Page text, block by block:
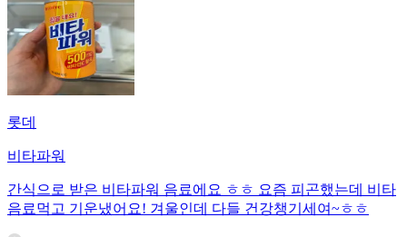
롯데
비타파워
간식으로 받은 비타파워 음료에요 ㅎㅎ 요즘 피곤했는데 비타
음료먹고 기운냈어요! 겨울인데 다들 건강챙기세여~ㅎㅎ